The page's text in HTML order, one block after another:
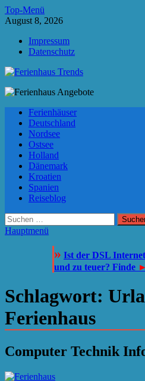
Zum
Inhalt
Top-Menü
August 8, 2026
Impressum
Datenschutz
Ferienhaus Trends
Ferienhäuser
Deutschland
Nordsee
Ostsee
Holland
Dänemark
Kroatien
Spanien
Reiseblog
Suchen
nach:
Hauptmenü
» Ist der DSL
und zu teuer? Finde ►
Schlagwort:
Ferienhaus
Computer Technik